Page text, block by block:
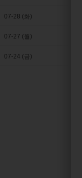
07-28 (화)
07-27 (월)
07-24 (금)